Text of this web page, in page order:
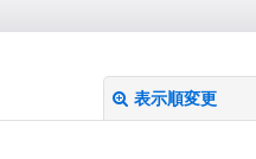
表示順変更